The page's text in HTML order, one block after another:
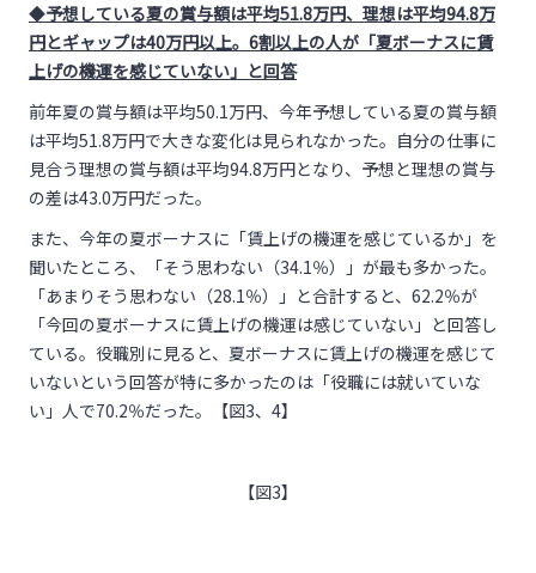
◆予想している夏の賞与額は平均51.8万円、理想は平均94.8万
円とギャップは40万円以上。 6割以上の人が「夏ボーナスに賃
上げの機運を感じていない」と回答
前年夏の賞与額は平均50.1万円、今年予想している夏の賞与額
は平均51.8万円で大きな変化は見られなかった。自分の仕事に
見合う理想の賞与額は平均94.8万円となり、予想と理想の賞与
の差は43.0万円だった。
また、今年の夏ボーナスに「賃上げの機運を感じているか」を
聞いたところ、「そう思わない（34.1％）」が最も多かった。
「あまりそう思わない（28.1％）」と合計すると、62.2％が
「今回の夏ボーナスに賃上げの機運は感じていない」と回答し
ている。役職別に見ると、夏ボーナスに賃上げの機運を感じて
いないという回答が特に多かったのは「役職には就いていな
い」人で70.2％だった。【図3、4】
【図3】